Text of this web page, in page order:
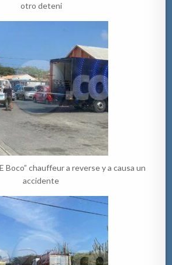
otro deteni
Boco” chauffeur a reverse y a causa un
accidente